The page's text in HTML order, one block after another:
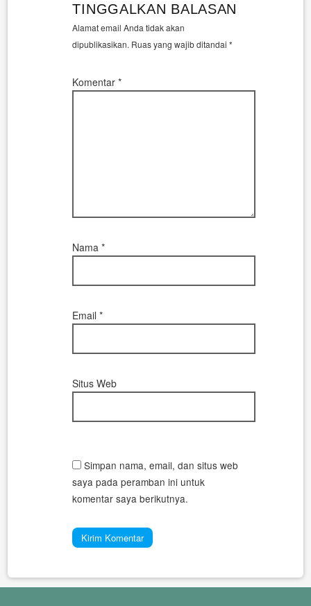
TINGGALKAN BALASAN
Alamat email Anda tidak akan
dipublikasikan. Ruas yang wajib ditandai*
Komentar*
Nama*
Email*
Situs Web
Simpan nama, email, dan situs web
saya pada peramban ini untuk
komentar saya berikutnya.